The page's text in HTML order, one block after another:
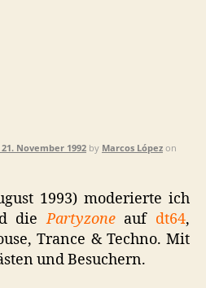
November 1992 by Marcos López on
1993) moderierte ich
diePartyzoneauf dt64,
Trance & Techno. Mit
und Besuchern.